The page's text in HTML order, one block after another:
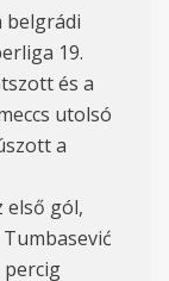
belgrádi
19.
és a
utolsó
a
első gól,
percig